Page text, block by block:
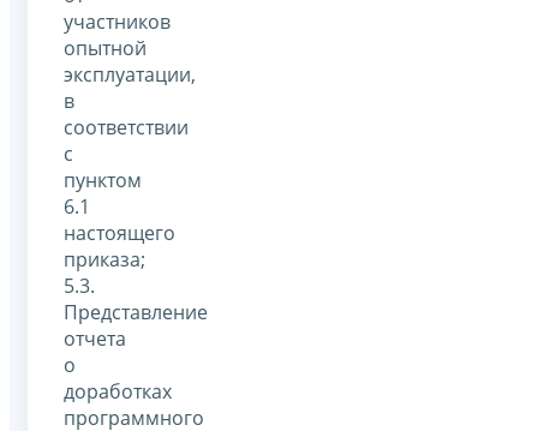
участников
опытной
эксплуатации,
в
соответствии
с
пунктом
6.1
настоящего
приказа;
5.3.
Представление
отчета
о
доработках
программного